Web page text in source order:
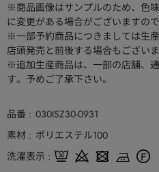
※商品画像はサンプルのため、色
に変更がある場合がございますの
※一部予約商品につきましては生
店頭発売と前後する場合もございま
※追加生産商品は、一部の店舗、
す。予めご了承下さい。
品番
030ISZ30-0931
素材
ポリエステル100
洗濯表示